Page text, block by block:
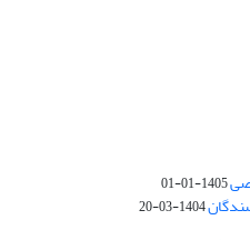
1405-01-01
1404-03-20